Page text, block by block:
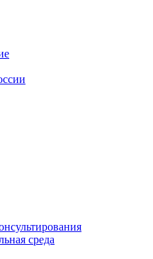
среда